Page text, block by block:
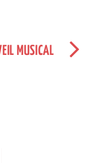
MUSICAL